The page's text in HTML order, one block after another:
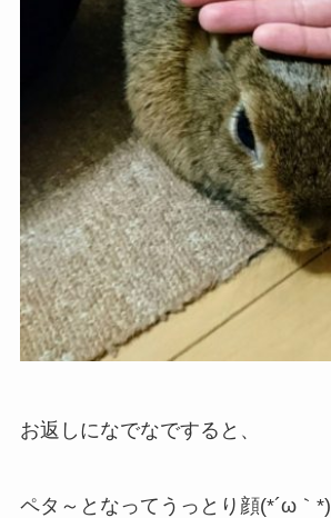
お返しになでなですると、
ペタ～となってうっとり顔(*´ω｀*)